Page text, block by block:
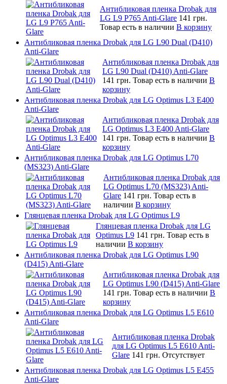
Антибликовая пленка Drobak для
LG L9 P765 Anti-Glare 141 грн.
Товар есть в наличии В корзину
Антибликовая пленка Drobak для LG L90 Dual (D410)
Anti-Glare
Антибликовая пленка Drobak для
LG L90 Dual (D410) Anti-Glare
141 грн. Товар есть в наличии В
корзину
Антибликовая пленка Drobak для LG Optimus L3 E400
Anti-Glare
Антибликовая пленка Drobak для
LG Optimus L3 E400 Anti-Glare
141 грн. Товар есть в наличии В
корзину
Антибликовая пленка Drobak для LG Optimus L70
(MS323) Anti-Glare
Антибликовая пленка Drobak для
LG Optimus L70 (MS323) Anti-
Glare 141 грн. Товар есть в
наличии В корзину
Глянцевая пленка Drobak для LG Optimus L9
Глянцевая пленка Drobak для LG
Optimus L9 141 грн. Товар есть в
наличии В корзину
Антибликовая пленка Drobak для LG Optimus L90
(D415) Anti-Glare
Антибликовая пленка Drobak для
LG Optimus L90 (D415) Anti-Glare
141 грн. Товар есть в наличии В
корзину
Антибликовая пленка Drobak для LG Optimus L5 E610
Anti-Glare
Антибликовая пленка Drobak
для LG Optimus L5 E610 Anti-
Glare 141 грн. Отсутствует
Антибликовая пленка Drobak для LG Optimus L5 E455
Anti-Glare